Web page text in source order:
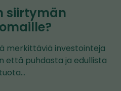
siirtymän
merkittäviä investointeja
että puhdasta ja edullista